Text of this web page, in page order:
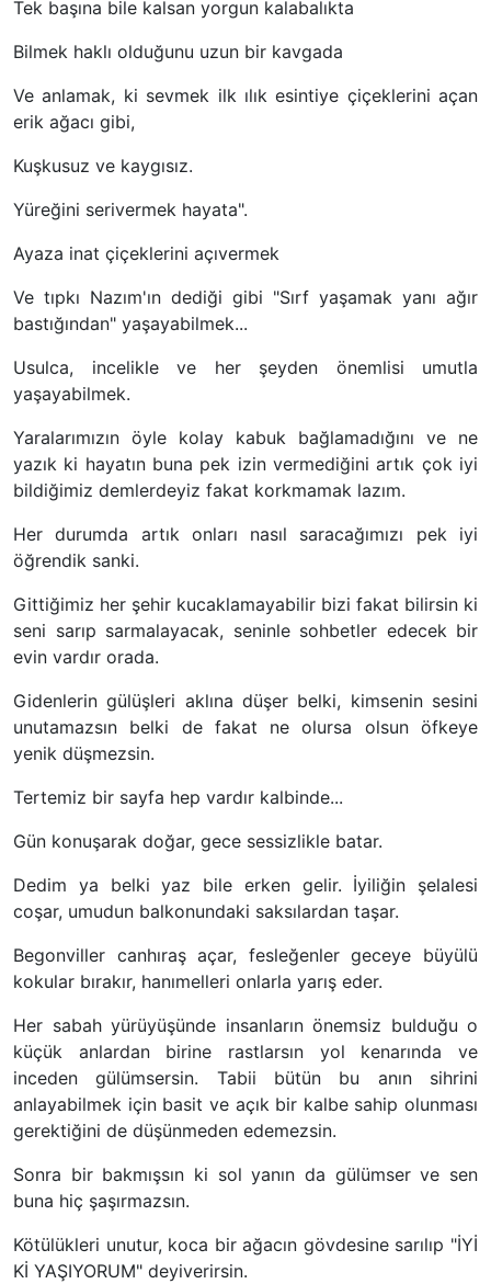
Tek başına bile kalsan yorgun kalabalıkta
Bilmek haklı olduğunu uzun bir kavgada
Ve anlamak, ki sevmek ilk ılık esintiye çiçeklerini açan
erik ağacı gibi,
Kuşkusuz ve kaygısız.
Yüreğini serivermek hayata".
Ayaza inat çiçeklerini açıvermek
Ve tıpkı Nazım'ın dediği gibi "Sırf yaşamak yanı ağır
bastığından" yaşayabilmek...
Usulca, incelikle ve her şeyden önemlisi umutla
yaşayabilmek.
Yaralarımızın öyle kolay kabuk bağlamadığını ve ne
yazık ki hayatın buna pek izin vermediğini artık çok iyi
bildiğimiz demlerdeyiz fakat korkmamak lazım.
Her durumda artık onları nasıl saracağımızı pek iyi
öğrendik sanki.
Gittiğimiz her şehir kucaklamayabilir bizi fakat bilirsin ki
seni sarıp sarmalayacak, seninle sohbetler edecek bir
evin vardır orada.
Gidenlerin gülüşleri aklına düşer belki, kimsenin sesini
unutamazsın belki de fakat ne olursa olsun öfkeye
yenik düşmezsin.
Tertemiz bir sayfa hep vardır kalbinde...
Gün konuşarak doğar, gece sessizlikle batar.
Dedim ya belki yaz bile erken gelir. İyiliğin şelalesi
coşar, umudun balkonundaki saksılardan taşar.
Begonviller canhıraş açar, fesleğenler geceye büyülü
kokular bırakır, hanımelleri onlarla yarış eder.
Her sabah yürüyüşünde insanların önemsiz bulduğu o
küçük anlardan birine rastlarsın yol kenarında ve
inceden gülümsersin. Tabii bütün bu anın sihrini
anlayabilmek için basit ve açık bir kalbe sahip olunması
gerektiğini de düşünmeden edemezsin.
Sonra bir bakmışsın ki sol yanın da gülümser ve sen
buna hiç şaşırmazsın.
Kötülükleri unutur, koca bir ağacın gövdesine sarılıp "İYİ
Kİ YAŞIYORUM" deyiverirsin.